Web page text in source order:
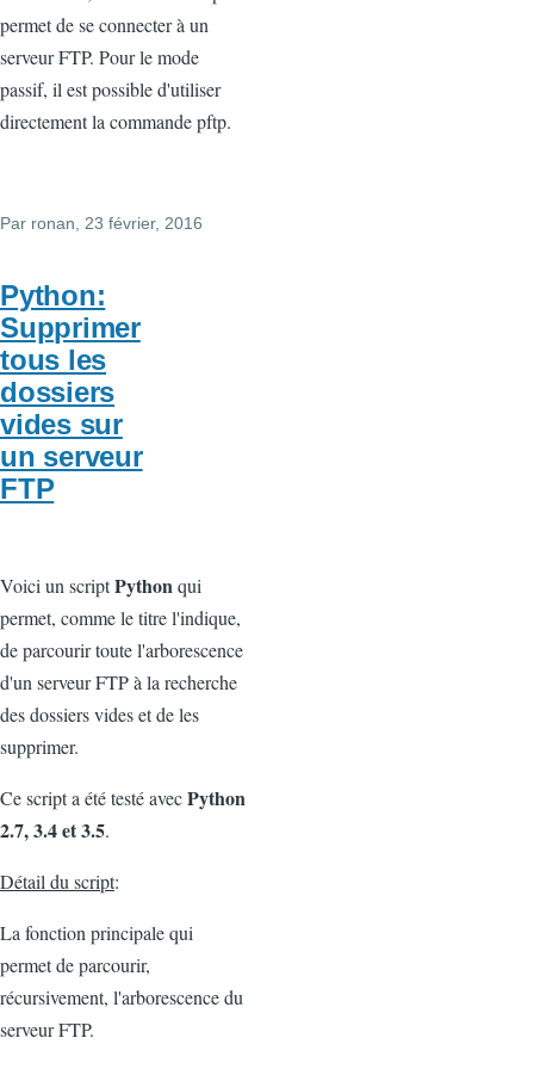
permet de se connecter à un
serveur FTP. Pour le mode
passif, il est possible d'utiliser
directement la commande pftp.
Par ronan , 23 février, 2016
Python:
Supprimer
tous les
dossiers
vides sur
un serveur
FTP
Voici un scriptPythonqui
permet, comme le titre l'indique,
de parcourir toute l'arborescence
d'un serveur FTP à la recherche
des dossiers vides et de les
supprimer.
Ce script a été testé avecPython
2.7, 3.4 et 3.5.
Détail du script:
La fonction principale qui
permet de parcourir,
récursivement, l'arborescence du
serveur FTP.